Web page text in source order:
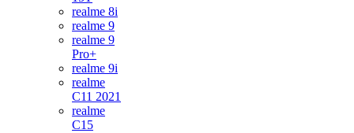
realme 8i
realme 9
realme 9
Pro+
realme 9i
realme
C11 2021
realme
C15